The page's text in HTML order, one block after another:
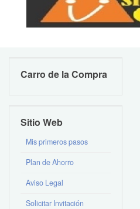
Carro de la Compra
Sitio Web
Mis primeros pasos
Plan de Ahorro
Aviso Legal
Solicitar Invitación